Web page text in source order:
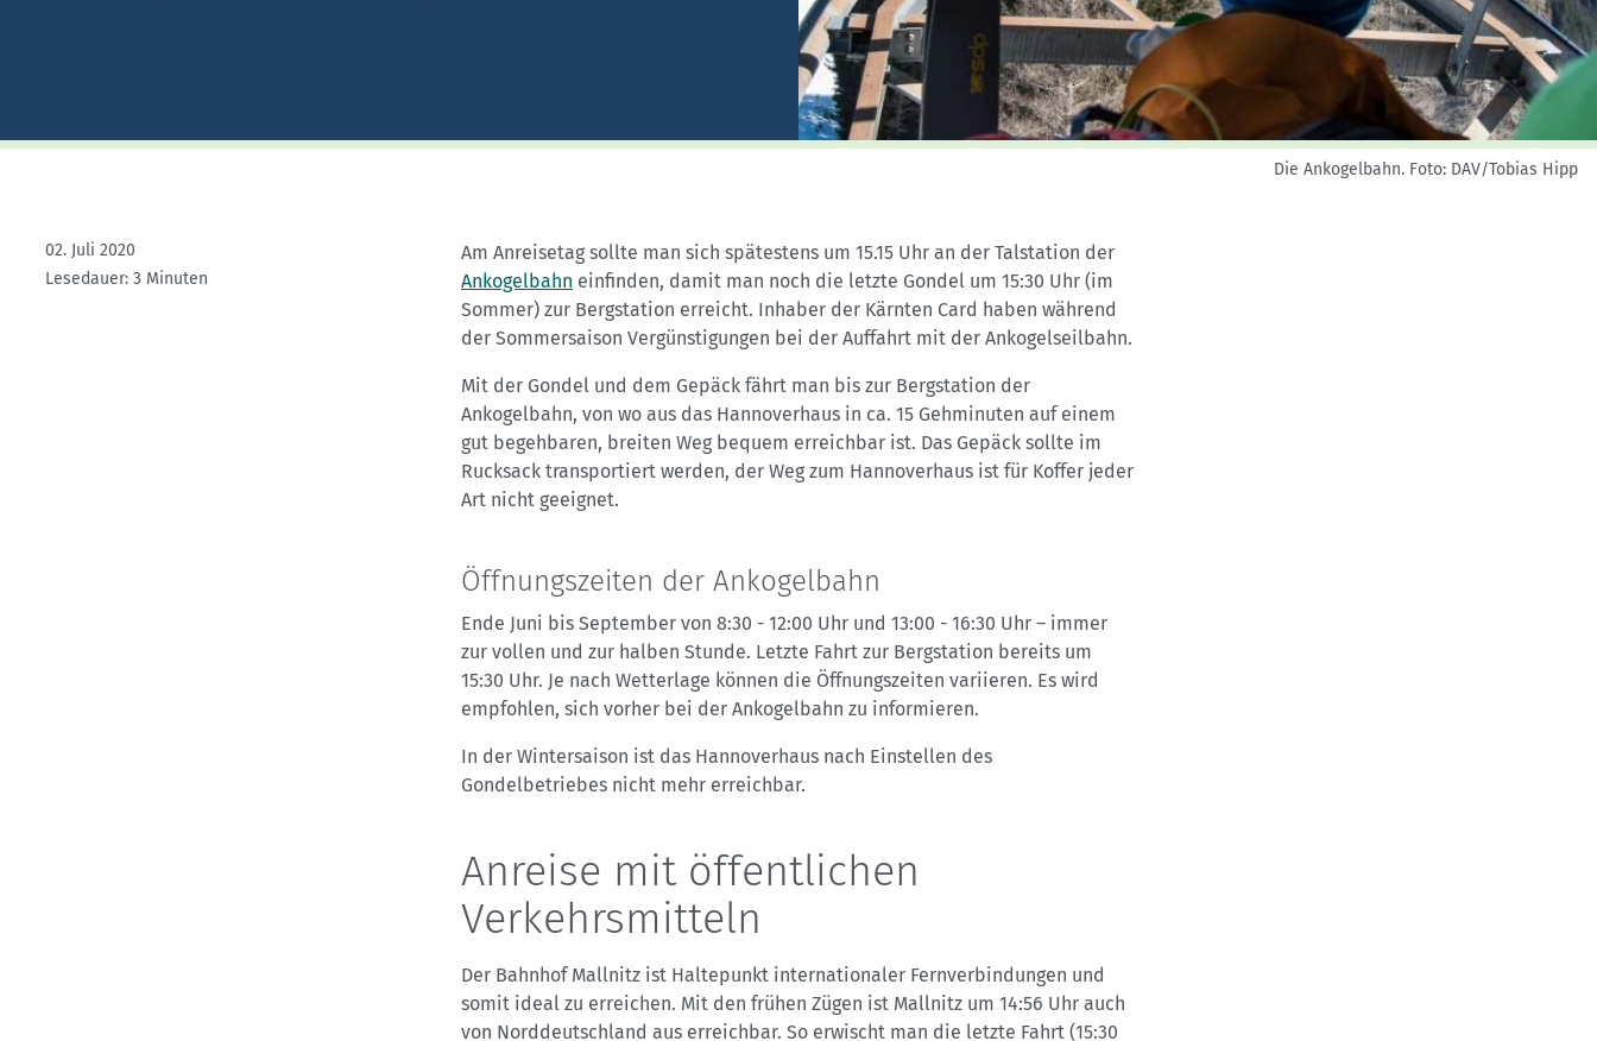
Wandern und Bergsteigen
Wettkampfklettern
Die Ankogelbahn. Foto: DAV/Tobias Hipp
02. Juli 2020
Lesedauer: 3 Minuten
Am Anreisetag sollte man sich spätestens um 15.15 Uhr an der Talstation der
Ankogelbahn einfinden, damit man noch die letzte Gondel um 15:30 Uhr (im
Sommer) zur Bergstation erreicht. Inhaber der Kärnten Card haben während
der Sommersaison Vergünstigungen bei der Auffahrt mit der Ankogelseilbahn.
Mit der Gondel und dem Gepäck fährt man bis zur Bergstation der
Ankogelbahn, von wo aus das Hannoverhaus in ca. 15 Gehminuten auf einem
gut begehbaren, breiten Weg bequem erreichbar ist. Das Gepäck sollte im
Rucksack transportiert werden, der Weg zum Hannoverhaus ist für Koffer jeder
Art nicht geeignet.
Öffnungszeiten der Ankogelbahn
Ende Juni bis September von 8:30 - 12:00 Uhr und 13:00 - 16:30 Uhr – immer
zur vollen und zur halben Stunde. Letzte Fahrt zur Bergstation bereits um
15:30 Uhr. Je nach Wetterlage können die Öffnungszeiten variieren. Es wird
empfohlen, sich vorher bei der Ankogelbahn zu informieren.
In der Wintersaison ist das Hannoverhaus nach Einstellen des
Gondelbetriebes nicht mehr erreichbar.
Anreise mit öffentlichen
Verkehrsmitteln
Der Bahnhof Mallnitz ist Haltepunkt internationaler Fernverbindungen und
somit ideal zu erreichen. Mit den frühen Zügen ist Mallnitz um 14:56 Uhr auch
von Norddeutschland aus erreichbar. So erwischt man die letzte Fahrt (15:30